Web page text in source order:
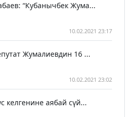
“Кубанычбек Жума...
10.02.2021 23:17
Жумалиевдин 16 ...
10.02.2021 23:02
аябай сүй...